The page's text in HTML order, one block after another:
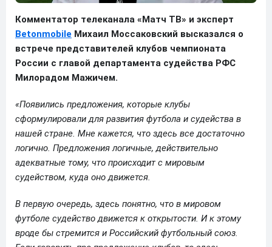
Комментатор телеканала «Матч ТВ» и эксперт
Betonmobile Михаил Моссаковский высказался о
встрече представителей клубов чемпионата
России с главой департамента судейства РФС
Милорадом Мажичем.
«Появились предложения, которые клубы
сформулировали для развития футбола и судейства в
нашей стране. Мне кажется, что здесь все достаточно
логично. Предложения логичные, действительно
адекватные тому, что происходит с мировым
судейством, куда оно движется.
В первую очередь, здесь понятно, что в мировом
футболе судейство движется к открытости. И к этому
вроде бы стремится и Российский футбольный союз.